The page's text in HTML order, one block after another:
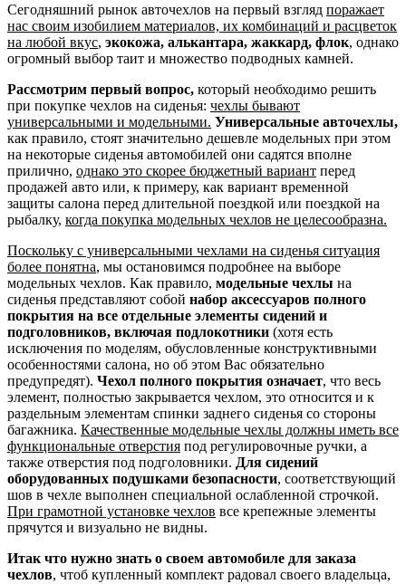
Сегодняшний рынок авточехлов на первый взгляд поражает
нас своим изобилием материалов, их комбинаций и расцветок
на любой вкус, экокожа, алькантара, жаккард, флок, однако
огромный выбор таит и множество подводных камней.
Рассмотрим первый вопрос, который необходимо решить
при покупке чехлов на сиденья: чехлы бывают
универсальными и модельными. Универсальные авточехлы,
как правило, стоят значительно дешевле модельных при этом
на некоторые сиденья автомобилей они садятся вполне
прилично, однако это скорее бюджетный вариант перед
продажей авто или, к примеру, как вариант временной
защиты салона перед длительной поездкой или поездкой на
рыбалку, когда покупка модельных чехлов не целесообразна.
Поскольку с универсальными чехлами на сиденья ситуация
более понятна, мы остановимся подробнее на выборе
модельных чехлов. Как правило, модельные чехлы на
сиденья представляют собой набор аксессуаров полного
покрытия на все отдельные элементы сидений и
подголовников, включая подлокотники (хотя есть
исключения по моделям, обусловленные конструктивными
особенностями салона, но об этом Вас обязательно
предупредят). Чехол полного покрытия означает, что весь
элемент, полностью закрывается чехлом, это относится и к
раздельным элементам спинки заднего сиденья со стороны
багажника. Качественные модельные чехлы должны иметь все
функциональные отверстия под регулировочные ручки, а
также отверстия под подголовники. Для сидений
оборудованных подушками безопасности, соответствующий
шов в чехле выполнен специальной ослабленной строчкой.
При грамотной установке чехлов все крепежные элементы
прячутся и визуально не видны.
Итак что нужно знать о своем автомобиле для заказа
чехлов, чтоб купленный комплект радовал своего владельца,